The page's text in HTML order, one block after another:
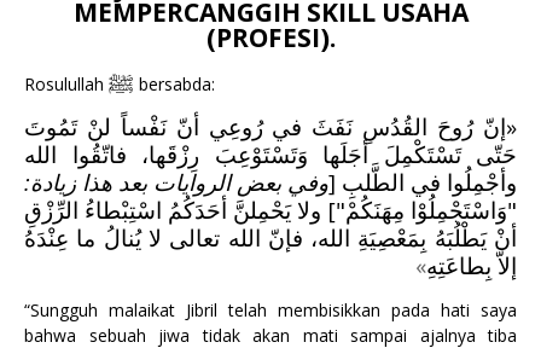
MEMPERCANGGIH SKILL USAHA
(PROFESI).
Rosulullah ﷺ bersabda:
«إنّ رُوحَ القُدُسِ نَفَثَ في رُوعِي أنّ نَفْساً لنْ تَمُوتَ
حَتّى تَسْتَكْمِلَ أجَلَها وَتَسْتَوْعِبَ رِزْقَها، فاتّقُوا الله
وأجْمِلُوا في الطَّلبِ [وفي بعض الروايات بعد هذا زيادة:
"وَاسْتَجْمِلُوْا مِهَنَكُمْ"] ولا يَحْمِلنَّ أحَدَكُمُ اسْتِبْطاءُ الرِّزْقِ
أنْ يَطْلُبَهُ بِمَعْصِيَةِ الله، فإنّ الله تعالى لا يُنالُ ما عِنْدَهُ
إلاّ بِطاعَتِهِ»
“Sungguh malaikat Jibril telah membisikkan pada hati saya
bahwa sebuah jiwa tidak akan mati sampai ajalnya tiba